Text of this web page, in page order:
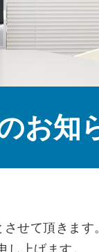
お知
せて頂きます